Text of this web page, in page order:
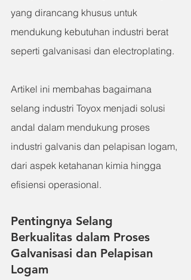
yang dirancang khusus untuk
mendukung kebutuhan industri berat
seperti galvanisasi dan electroplating.
Artikel ini membahas bagaimana
selang industri Toyox menjadi solusi
andal dalam mendukung proses
industri galvanis dan pelapisan logam,
dari aspek ketahanan kimia hingga
efisiensi operasional.
Pentingnya Selang
Berkualitas dalam Proses
Galvanisasi dan Pelapisan
Logam